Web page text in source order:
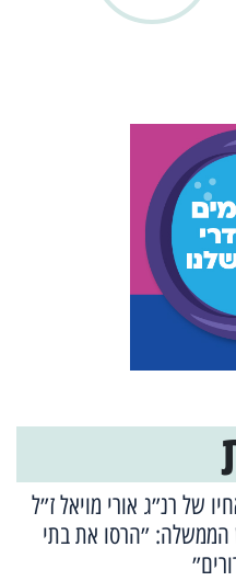
של רנ״ג אורי מויאל ז״ל
״הרסו את בתי